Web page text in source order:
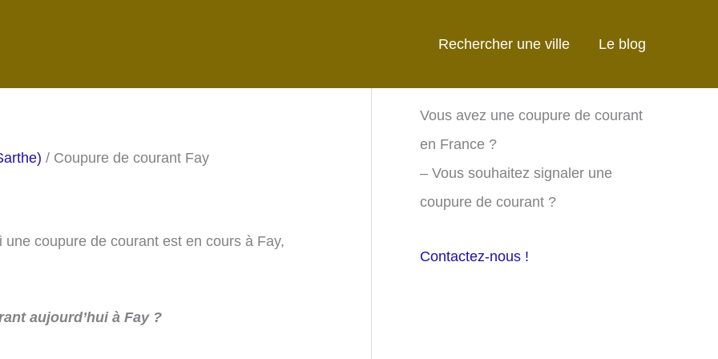
Rechercher une ville Le blog
/ Coupure de courant Fay
coupure de courant est en cours à Fay,
aujourd’hui à Fay ?
Vous avez une coupure de courant
en France ?
– Vous souhaitez signaler une
coupure de courant ?
Contactez-nous !